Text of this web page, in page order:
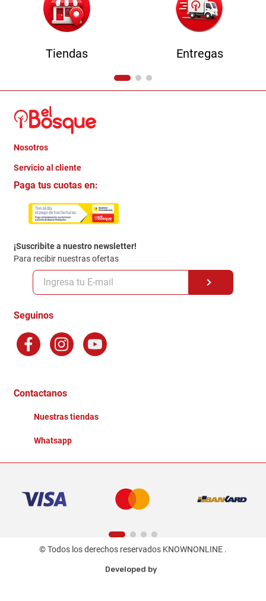
Tiendas Entregas
Nosotros
Quienes somos
Trabaja con Nosotros
Contacto
Servicio al cliente
Crédito Directo
Garantia
Politica de Privacidad
Políticas y condiciones GiftCard
Formas de Pago
Terminos y Condiciones
Factura Electronica
Ganadores - Promociones
Paga tus cuotas en:
¡Suscribite a nuestro newsletter!
Para recibir nuestras ofertas
Seguinos
Contactanos
Nuestras tiendas
Whatsapp
© Todos los derechos reservados KNOWNONLINE .
Developed by